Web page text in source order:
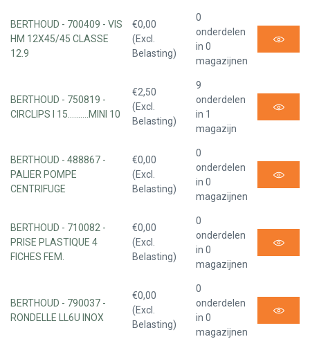
BERTHOUD - 700409 - VIS
HM 12X45/45 CLASSE
12.9
€0,00
(Excl.
Belasting)
0
onderdelen
in 0
magazijnen
BERTHOUD - 750819 -
CIRCLIPS I 15..........MINI 10
€2,50
(Excl.
Belasting)
9
onderdelen
in 1
magazijn
BERTHOUD - 488867 -
PALIER POMPE
CENTRIFUGE
€0,00
(Excl.
Belasting)
0
onderdelen
in 0
magazijnen
BERTHOUD - 710082 -
PRISE PLASTIQUE 4
FICHES FEM.
€0,00
(Excl.
Belasting)
0
onderdelen
in 0
magazijnen
BERTHOUD - 790037 -
RONDELLE LL6U INOX
€0,00
(Excl.
Belasting)
0
onderdelen
in 0
magazijnen